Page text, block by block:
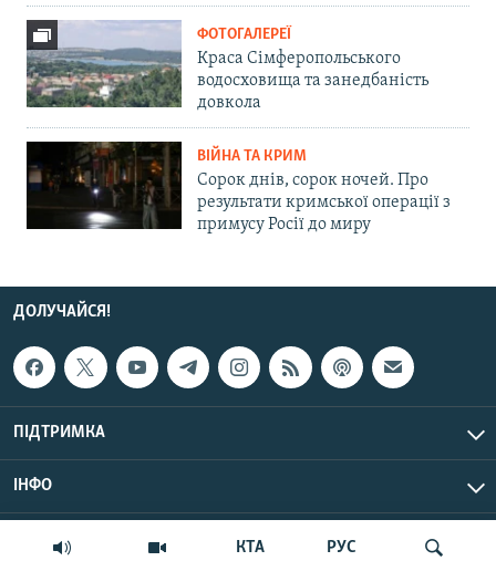
КТА РУС
ФОТОГАЛЕРЕЇ
Краса Сімферопольського
водосховища та занедбаність
довкола
ВІЙНА ТА КРИМ
Сорок днів, сорок ночей. Про
результати кримської операції з
примусу Росії до миру
ДОЛУЧАЙСЯ!
ПІДТРИМКА
ІНФО
© Крим.Реалії, 2026 | Усі права застережено.